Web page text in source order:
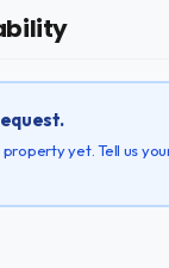
yet. Tell us